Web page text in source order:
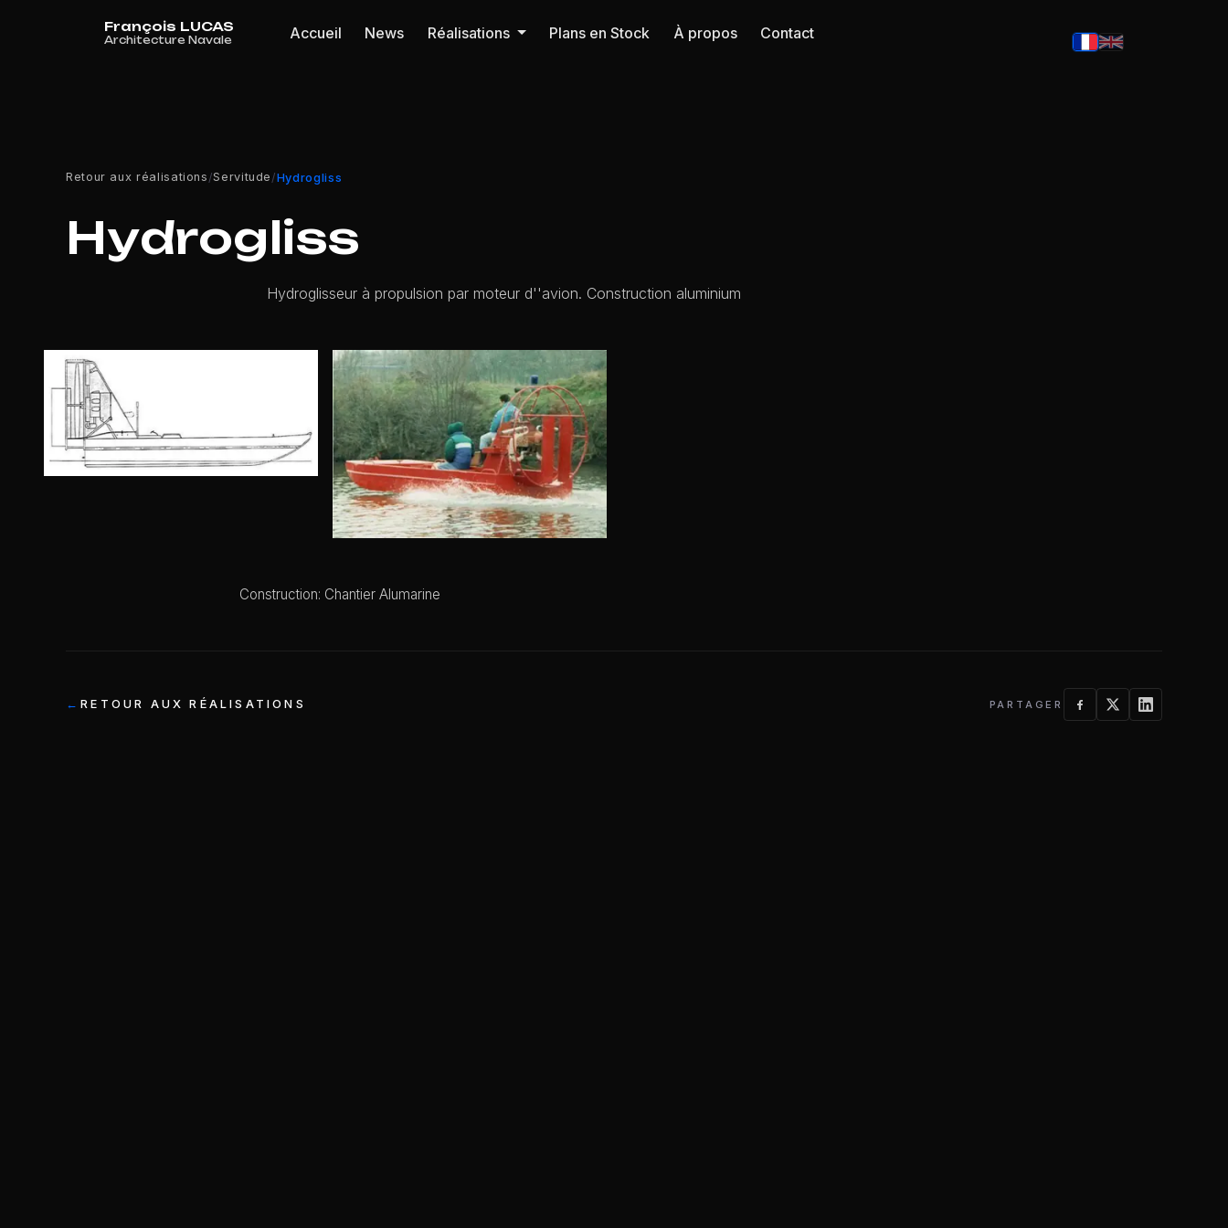
Accueil News Réalisations Plans en Stock À propos Contact
Retour aux réalisations /Servitude /Hydrogliss
Hydrogliss
Hydroglisseur à propulsion par moteur d''avion. Construction aluminium
Construction: Chantier Alumarine
RETOUR AUX RÉALISATIONS PARTAGER